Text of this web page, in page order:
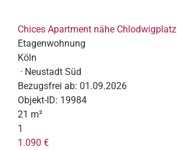
Chices Apartment nähe Chlodwigplatz
Etagenwohnung
Köln
· Neustadt Süd
Bezugsfrei ab: 01.09.2026
Objekt-ID: 19984
21 m²
1
1.090 €